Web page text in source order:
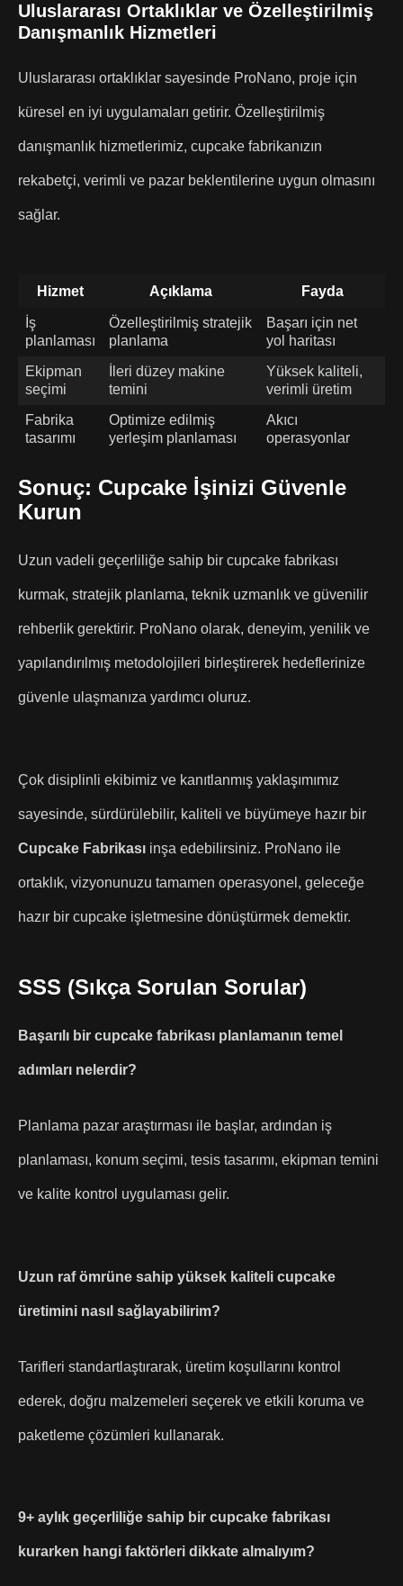
Uluslararası Ortaklıklar ve Özelleştirilmiş
Danışmanlık Hizmetleri
Uluslararası ortaklıklar sayesinde ProNano, proje için
küresel en iyi uygulamaları getirir. Özelleştirilmiş
danışmanlık hizmetlerimiz, cupcake fabrikanızın
rekabetçi, verimli ve pazar beklentilerine uygun olmasını
sağlar.
Hizmet Açıklama Fayda
İş
planlaması
Özelleştirilmiş stratejik
planlama
Başarı için net
yol haritası
Ekipman
seçimi
İleri düzey makine
temini
Yüksek kaliteli,
verimli üretim
Fabrika
tasarımı
Optimize edilmiş
yerleşim planlaması
Akıcı
operasyonlar
Sonuç: Cupcake İşinizi Güvenle
Kurun
Uzun vadeli geçerliliğe sahip bir cupcake fabrikası
kurmak, stratejik planlama, teknik uzmanlık ve güvenilir
rehberlik gerektirir. ProNano olarak, deneyim, yenilik ve
yapılandırılmış metodolojileri birleştirerek hedeflerinize
güvenle ulaşmanıza yardımcı oluruz.
Çok disiplinli ekibimiz ve kanıtlanmış yaklaşımımız
sayesinde, sürdürülebilir, kaliteli ve büyümeye hazır bir
Cupcake Fabrikası inşa edebilirsiniz. ProNano ile
ortaklık, vizyonunuzu tamamen operasyonel, geleceğe
hazır bir cupcake işletmesine dönüştürmek demektir.
SSS (Sıkça Sorulan Sorular)
Başarılı bir cupcake fabrikası planlamanın temel
adımları nelerdir?
Planlama pazar araştırması ile başlar, ardından iş
planlaması, konum seçimi, tesis tasarımı, ekipman temini
ve kalite kontrol uygulaması gelir.
Uzun raf ömrüne sahip yüksek kaliteli cupcake
üretimini nasıl sağlayabilirim?
Tarifleri standartlaştırarak, üretim koşullarını kontrol
ederek, doğru malzemeleri seçerek ve etkili koruma ve
paketleme çözümleri kullanarak.
9+ aylık geçerliliğe sahip bir cupcake fabrikası
kurarken hangi faktörleri dikkate almalıyım?